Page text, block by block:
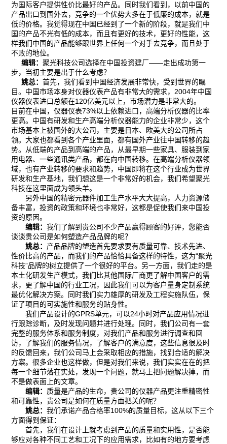
为国际客户提供性价比最好的产品。同时我们看到，以前中国的
产品出口到国外去，竞争的一个优势大多在于低廉的成本，就是
低的价格。我觉得现在中国已经到了一个新的阶段，就是我们中
国的产品不光有低的成本，而且有更好的技术，更好的性能，这
样我们中国的产品能够跟世界上任何一个对手去竞争，而且处于
不败的地位。
编辑：聚光科技公司选择在中国投资建厂——走出成功第一
步，当初主要是出于什么考虑？
姚总：首先，我们看到中国经济发展非常快，受到世界的瞩
目。中国市场本身对仪器仪表产品有非常大的需求，2004年中国
仪器仪表进口总额在120亿美元以上，市场潜力是非常大的。
目前在中国，仪器仪表73%以上依赖进口，高端分析仪器的比率
更高。中国有研发和生产高端分析仪器能力的企业非常少，这个
市场基本上被国外的大公司，主要是日本、欧美大的公司所占
领。大家也都看到各个产业里面，都有国外产业往中国转移的趋
势。从低端的产品到高端的产品，从最早期一些家具、服装到家
用电器、一些通讯类产品，都在向中国转移。在高端分析仪器领
域，也有产业转移的要求和趋势，中国即将在这个行业成为世界
研发和生产基地，我们想这是一个非常好的机会，我们希望聚光
科技在这里面成为领头羊。
另外中国的精密元器件加工生产水平大大提高，人力资源储
备丰富，投资的政策和环境也非常好，这都是促使我们来中国投
资的原因。
编辑：我们了解到贵公司不少产品赢得顾客的好评，您能否
谈谈贵公司是如何塑造产品品牌的呢？
姚总： 产品品牌的塑造首先要求要有质量可靠、技术先进、
性价比高的产品，而我们的产品恰恰具备这样的特性，这为“聚光
科技”品牌的树立提供了一个很好的平台。另一方面，我们走的是
本土化研发生产模式，我们比其他国际厂商更了解中国客户的需
求，更了解中国的行业工况，因此我们可以为客户量身定制系统
最优化解决方案。同时我们实力雄厚的研发及工程实施队伍，保
证了项目的可实施性和服务的贴身性。
我们产品设计的GPRS单元，可以24小时对产品应用情况进
行跟踪诊断，及时发现问题并进行处理。同时，我们公司有一套
完整的服务体系和服务制度，对我们产品和服务进行调查和回
访，了解我们的服务情况，了解客户的满意度，这些信息很及时
的反馈回来，我们公司马上会采取相应的措施，找到合适的解决
方案。很多企业也这样做，但是对我们来说，我们实实在在的把
每一个细节落在实处，发现一个问题，就马上把问题解决掉，而
不是做表面上的文章。
编辑： 质量是产品的生命，贵公司的仪器产品更注重精密性
和可靠性，贵公司是如何在质量方面把关的呢？
姚总：我们承诺产品合格率100%的质量目标，这从以下三个
方面得到保证：
首先，我们在设计上就考虑到产品的质量和实用性，是否能
够应对各种不同工艺和工况下的应用需求，比如有的地方要考虑